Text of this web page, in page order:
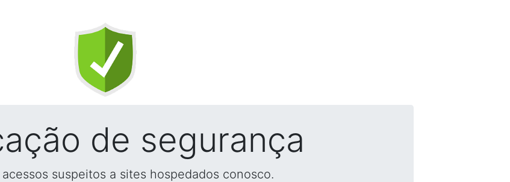
de segurança
suspeitos a sites hospedados conosco.